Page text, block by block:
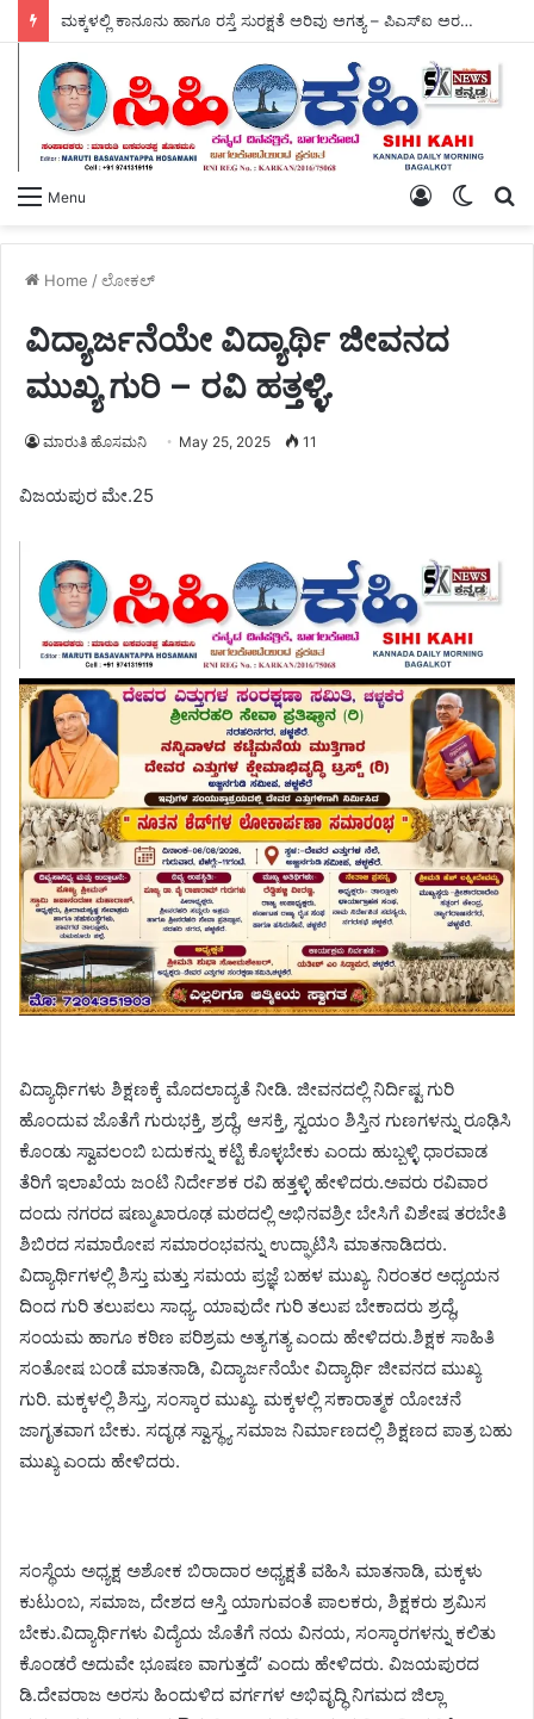
Menu
Switch
Log
Home /ಲೋಕಲ್
ವಿದ್ಯಾರ್ಜನೆಯೇ ವಿದ್ಯಾರ್ಥಿ ಜೀವನದ
ಮುಖ್ಯ ಗುರಿ – ರವಿ ಹತ್ತಳ್ಳಿ.
ಮಾರುತಿ ಹೊಸಮನಿ May 25, 2025 11
ವಿಜಯಪುರ ಮೇ.25
ವಿದ್ಯಾರ್ಥಿಗಳು ಶಿಕ್ಷಣಕ್ಕೆ ಮೊದಲಾದ್ಯತೆ ನೀಡಿ. ಜೀವನದಲ್ಲಿ ನಿರ್ದಿಷ್ಟ ಗುರಿ
ಹೊಂದುವ ಜೊತೆಗೆ ಗುರುಭಕ್ತಿ, ಶ್ರದ್ಧೆ, ಆಸಕ್ತಿ, ಸ್ವಯಂ ಶಿಸ್ತಿನ ಗುಣಗಳನ್ನು ರೂಢಿಸಿ
ಕೊಂಡು ಸ್ವಾವಲಂಬಿ ಬದುಕನ್ನು ಕಟ್ಟಿ ಕೊಳ್ಳಬೇಕು ಎಂದು ಹುಬ್ಬಳ್ಳಿ ಧಾರವಾಡ
ತೆರಿಗೆ ಇಲಾಖೆಯ ಜಂಟಿ ನಿರ್ದೇಶಕ ರವಿ ಹತ್ತಳ್ಳಿ ಹೇಳಿದರು.ಅವರು ರವಿವಾರ
ದಂದು ನಗರದ ಷಣ್ಮುಖಾರೂಢ ಮಠದಲ್ಲಿ ಅಭಿನವಶ್ರೀ ಬೇಸಿಗೆ ವಿಶೇಷ ತರಬೇತಿ
ಶಿಬಿರದ ಸಮಾರೋಪ ಸಮಾರಂಭವನ್ನು ಉದ್ಘಾಟಿಸಿ ಮಾತನಾಡಿದರು.
ವಿದ್ಯಾರ್ಥಿಗಳಲ್ಲಿ ಶಿಸ್ತು ಮತ್ತು ಸಮಯ ಪ್ರಜ್ಞೆ ಬಹಳ ಮುಖ್ಯ. ನಿರಂತರ ಅಧ್ಯಯನ
ದಿಂದ ಗುರಿ ತಲುಪಲು ಸಾಧ್ಯ. ಯಾವುದೇ ಗುರಿ ತಲುಪ ಬೇಕಾದರು ಶ್ರದ್ಧೆ,
ಸಂಯಮ ಹಾಗೂ ಕಠಿಣ ಪರಿಶ್ರಮ ಅತ್ಯಗತ್ಯ ಎಂದು ಹೇಳಿದರು.ಶಿಕ್ಷಕ ಸಾಹಿತಿ
ಸಂತೋಷ ಬಂಡೆ ಮಾತನಾಡಿ, ವಿದ್ಯಾರ್ಜನೆಯೇ ವಿದ್ಯಾರ್ಥಿ ಜೀವನದ ಮುಖ್ಯ
ಗುರಿ. ಮಕ್ಕಳಲ್ಲಿ ಶಿಸ್ತು, ಸಂಸ್ಕಾರ ಮುಖ್ಯ. ಮಕ್ಕಳಲ್ಲಿ ಸಕಾರಾತ್ಮಕ ಯೋಚನೆ
ಜಾಗೃತವಾಗ ಬೇಕು. ಸದೃಢ ಸ್ವಾಸ್ಥ್ಯ ಸಮಾಜ ನಿರ್ಮಾಣದಲ್ಲಿ ಶಿಕ್ಷಣದ ಪಾತ್ರ ಬಹು
ಮುಖ್ಯ ಎಂದು ಹೇಳಿದರು.
ಸಂಸ್ಥೆಯ ಅಧ್ಯಕ್ಷ ಅಶೋಕ ಬಿರಾದಾರ ಅಧ್ಯಕ್ಷತೆ ವಹಿಸಿ ಮಾತನಾಡಿ, ಮಕ್ಕಳು
ಕುಟುಂಬ, ಸಮಾಜ, ದೇಶದ ಆಸ್ತಿ ಯಾಗುವಂತೆ ಪಾಲಕರು, ಶಿಕ್ಷಕರು ಶ್ರಮಿಸ
ಬೇಕು.ವಿದ್ಯಾರ್ಥಿಗಳು ವಿದ್ಯೆಯ ಜೊತೆಗೆ ನಯ ವಿನಯ, ಸಂಸ್ಕಾರಗಳನ್ನು ಕಲಿತು
ಕೊಂಡರೆ ಅದುವೇ ಭೂಷಣ ವಾಗುತ್ತದೆ’ ಎಂದು ಹೇಳಿದರು. ವಿಜಯಪುರದ
ಡಿ.ದೇವರಾಜ ಅರಸು ಹಿಂದುಳಿದ ವರ್ಗಗಳ ಅಭಿವೃದ್ಧಿ ನಿಗಮದ ಜಿಲ್ಲಾ